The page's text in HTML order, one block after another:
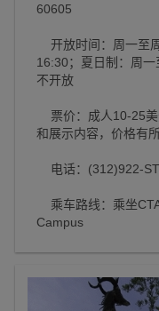
60605
开放时间：周一至
16:30；夏日制：周
不开放
票价：成人10-25美
和展示内容，价格有所
电话：(312)922-
乘车路线：乘坐
Campus